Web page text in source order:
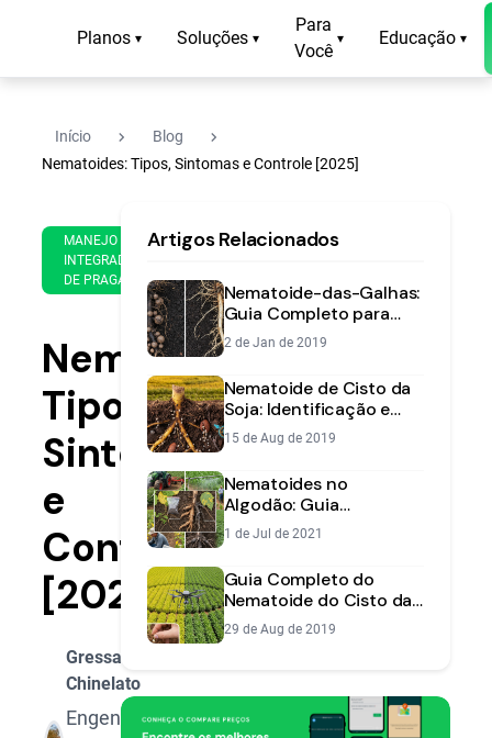
Planos ▾ Soluções ▾
Para
Você
▾ Educação ▾
Início navigate_next Blog navigate_next
Nematoides: Tipos, Sintomas e Controle [2025]
MANEJO
INTEGRADO
DE PRAGAS
de
de
2025
min
leitura
Nematoides:
Tipos,
Sintomas
e
Controle
[2025]
Gressa
Chinelato
Engenheira
Artigos Relacionados
Nematoide-das-Galhas:
Guia Completo para
Identificar e Controlar
na Sua Lavoura
2 de Jan de 2019
Nematoide de Cisto da
Soja: Identificação e
Manejo de *H. glycine*
15 de Aug de 2019
Nematoides no
Algodão: Guia
Completo de
Identificação e Manejo
1 de Jul de 2021
Guia Completo do
Nematoide do Cisto da
Soja: Sintomas, Raças e
Manejo Eficaz
29 de Aug de 2019